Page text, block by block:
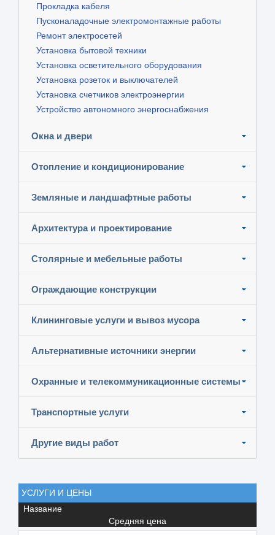
Прокладка кабеля
Пусконаладочные электромонтажные работы
Ремонт электросетей
Установка бытовой техники
Установка осветительного оборудования
Установка розеток и выключателей
Установка счетчиков электроэнергии
Устройство автономного энергоснабжения
Окна и двери
Отопление и кондиционирование
Земляные и ландшафтные работы
Архитектура и проектирование
Столярные и мебельные работы
Ограждающие конструкции
Клининговые услуги и вывоз мусора
Альтернативные источники энергии
Охранные и телекоммуникационные системы
Транспортные услуги
Другие виды работ
УСЛУГИ И ЦЕНЫ
Название
Средняя цена